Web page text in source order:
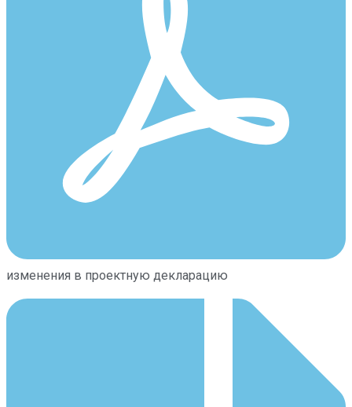
изменения в проектную декларацию